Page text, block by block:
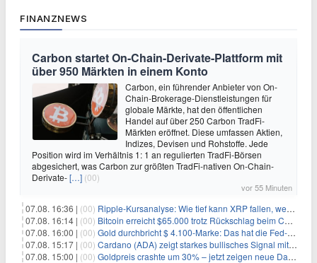
FINANZNEWS
Carbon startet On-Chain-Derivate-Plattform mit
über 950 Märkten in einem Konto
Carbon, ein führender Anbieter von On-
Chain-Brokerage-Dienstleistungen für
globale Märkte, hat den öffentlichen
Handel auf über 250 Carbon TradFi-
Märkten eröffnet. Diese umfassen Aktien,
Indizes, Devisen und Rohstoffe. Jede
Position wird im Verhältnis 1: 1 an regulierten TradFi-Börsen
abgesichert, was Carbon zur größten TradFi-nativen On-Chain-
Derivate-[…] (00)
vor 55 Minuten
07.08. 16:36 | (00) Ripple-Kursanalyse: Wie tief kann XRP fallen, wenn die $1-Unterstützung am Wochenende verloren geht?
07.08. 16:14 | (00) Bitcoin erreicht $65.000 trotz Rückschlag beim CLARITY Act und fehlendem US-Iran-Abkommen
07.08. 16:00 | (00) Gold durchbricht $ 4.100-Marke: Das hat die Fed-Entscheidung ausgelöst
07.08. 15:17 | (00) Cardano (ADA) zeigt starkes bullisches Signal mit Potenzial für 200% Kursanstieg
07.08. 15:00 | (00) Goldpreis crashte um 30% – jetzt zeigen neue Daten: War es berechtigt?